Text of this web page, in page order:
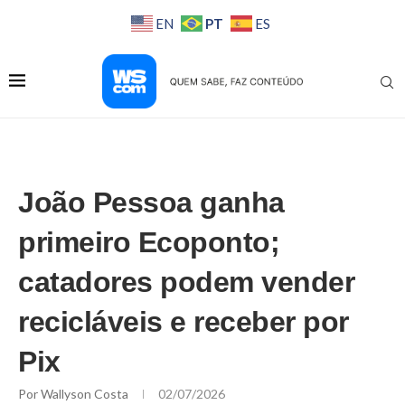
EN PT ES
João Pessoa ganha
primeiro Ecoponto;
catadores podem vender
recicláveis e receber por
Pix
PorWallyson Costa 02/07/2026